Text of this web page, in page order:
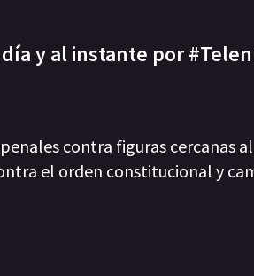
y al instante por
contra figuras cercanas
el orden constitucional y